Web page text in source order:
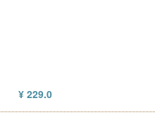
¥ 229.0